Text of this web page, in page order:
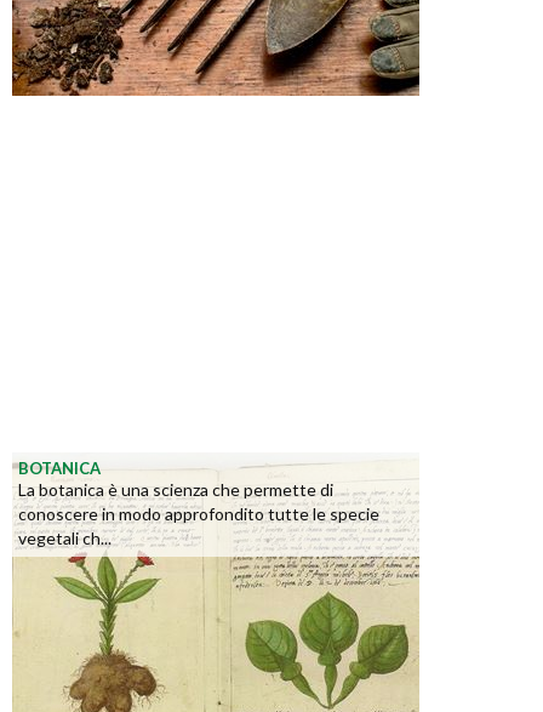
BOTANICA
La botanica è una scienza che permette di
conoscere in modo approfondito tutte le specie
vegetali ch...